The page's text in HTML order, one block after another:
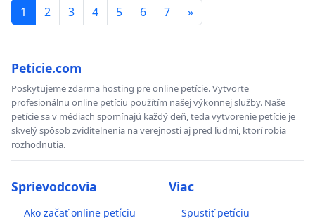
1 2 3 4 5 6 7 »
Peticie.com
Poskytujeme zdarma hosting pre online petície. Vytvorte
profesionálnu online petíciu použítím našej výkonnej služby. Naše
petície sa v médiach spomínajú každý deň, teda vytvorenie petície je
skvelý spôsob zviditelnenia na verejnosti aj pred ľudmi, ktorí robia
rozhodnutia.
Sprievodcovia
Ako začať online petíciu
Viac
Spustiť petíciu